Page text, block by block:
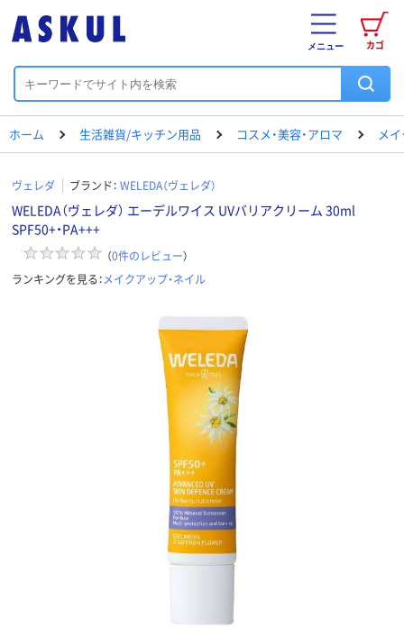
カゴ
メニュー
ホーム 生活雑貨/キッチン用品 コスメ・美容・アロマ メ
ヴェレダ ブランド： WELEDA（ヴェレダ）
WELEDA（ヴェレダ） エーデルワイス UVバリアクリーム 30ml
SPF50+・PA+++
（0件のレビュー）
ランキングを見る：メイクアップ・ネイル